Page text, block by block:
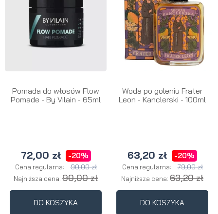
Pomada do włosów Flow
Pomade - By Vilain - 65ml
72,00 zł -20%
Cena regularna: 90,00 zł
Najniższa cena: 90,00 zł
DO KOSZYKA
Woda po goleniu Frater
Leon - Kanclerski - 100ml
63,20 zł -20%
Cena regularna: 79,00 zł
Najniższa cena: 63,20 zł
DO KOSZYKA